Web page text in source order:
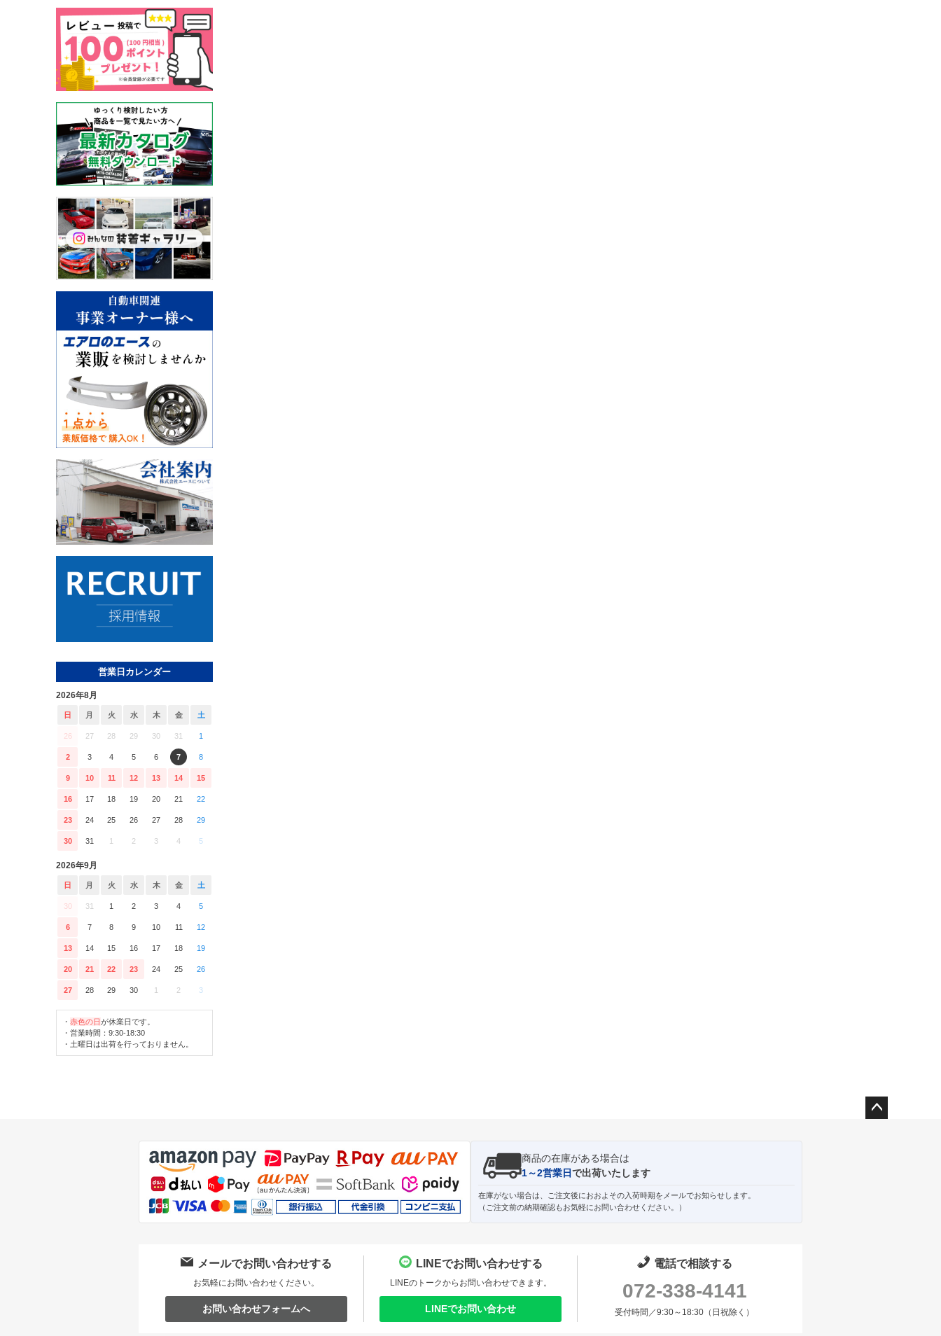
営業日カレンダー
2026年8月
日 月 火 水 木 金 土
26 27 28 29 30 31 1
2 3 4 5 6 7 8
9 10 11 12 13 14 15
16 17 18 19 20 21 22
23 24 25 26 27 28 29
30 31 1 2 3 4 5
2026年9月
日 月 火 水 木 金 土
30 31 1 2 3 4 5
6 7 8 9 10 11 12
13 14 15 16 17 18 19
20 21 22 23 24 25 26
27 28 29 30 1 2 3
・ 赤色の日が休業日です。
・営業時間：9:30-18:30
・土曜日は出荷を行っておりません。
商品の在庫がある場合は
1～2営業日で出荷いたします
在庫がない場合は、ご注文後におおよその入荷時期をメールでお知らせします。
（ご注文前の納期確認もお気軽にお問い合わせください。）
メールでお問い合わせする
お気軽にお問い合わせください。
お問い合わせフォームへ
LINEでお問い合わせする
LINEのトークからお問い合わせできます。
LINEでお問い合わせ
電話で相談する
072-338-4141
受付時間／9:30～18:30（日祝除く）